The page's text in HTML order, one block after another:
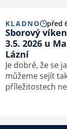
KLADNO před
Sborový
3.5. 2026 u
Lázní
Je dobré, že se
můžeme sejít
příležitostech